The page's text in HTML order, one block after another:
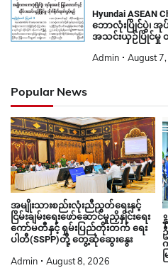
Hyundai ASEAN
ဘောလုံးပြိုင်ပွဲ၊ အု
အသင်းယှဉ်ပြိုင်
Admin August
Popular News
အမျိုးသားစည်းလုံးညီညွတ်ရေးနှင့်
ငြိမ်းချမ်းရေးဖော်ဆောင်မှုညှိနှိုင်းရေး
ကော်မတီနှင့် ရှမ်းပြည်တိုးတက် ရေး
ပါတီ(SSPP)တို့ တွေ့ဆုံဆွေးနွေး
Admin August 8, 2026